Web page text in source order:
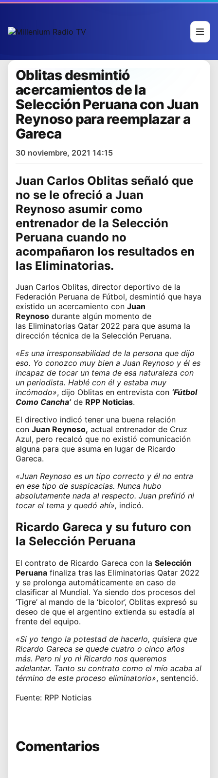
Oblitas desmintió
acercamientos de la
Selección Peruana con Juan
Reynoso para reemplazar a
Gareca
30 noviembre, 2021 14:15
Juan Carlos Oblitas señaló que
no se le ofreció a Juan
Reynoso asumir como
entrenador de la Selección
Peruana cuando no
acompañaron los resultados en
las Eliminatorias.
Juan Carlos Oblitas, director deportivo de la
Federación Peruana de Fútbol, desmintió que haya
existido un acercamiento con Juan
Reynoso durante algún momento de
las Eliminatorias Qatar 2022 para que asuma la
dirección técnica de la Selección Peruana.
«Es una irresponsabilidad de la persona que dijo
eso. Yo conozco muy bien a Juan Reynoso y él es
incapaz de tocar un tema de esa naturaleza con
un periodista. Hablé con él y estaba muy
incómodo», dijo Oblitas en entrevista con ‘Fútbol
Como Cancha’ de RPP Noticias.
El directivo indicó tener una buena relación
con Juan Reynoso, actual entrenador de Cruz
Azul, pero recalcó que no existió comunicación
alguna para que asuma en lugar de Ricardo
Gareca.
«Juan Reynoso es un tipo correcto y él no entra
en ese tipo de suspicacias. Nunca hubo
absolutamente nada al respecto. Juan prefirió ni
tocar el tema y quedó ahí», indicó.
Ricardo Gareca y su futuro con
la Selección Peruana
El contrato de Ricardo Gareca con la Selección
Peruana finaliza tras las Eliminatorias Qatar 2022
y se prolonga automáticamente en caso de
clasificar al Mundial. Ya siendo dos procesos del
‘Tigre’ al mando de la ‘bicolor’, Oblitas expresó su
deseo de que el argentino extienda su estadía al
frente del equipo.
«Si yo tengo la potestad de hacerlo, quisiera que
Ricardo Gareca se quede cuatro o cinco años
más. Pero ni yo ni Ricardo nos queremos
adelantar. Tanto su contrato como el mío acaba al
término de este proceso eliminatorio», sentenció.
Fuente: RPP Noticias
Comentarios